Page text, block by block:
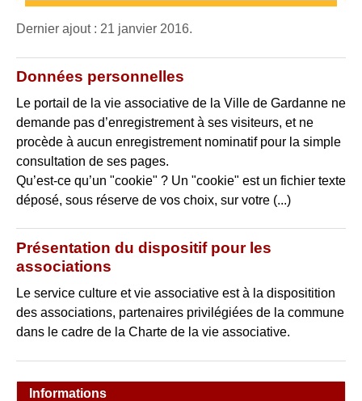
Dernier ajout : 21 janvier 2016.
Données personnelles
Le portail de la vie associative de la Ville de Gardanne ne
demande pas d’enregistrement à ses visiteurs, et ne
procède à aucun enregistrement nominatif pour la simple
consultation de ses pages.
Qu’est-ce qu’un "cookie" ? Un "cookie" est un fichier texte
déposé, sous réserve de vos choix, sur votre (...)
Présentation du dispositif pour les
associations
Le service culture et vie associative est à la dispositition
des associations, partenaires privilégiées de la commune
dans le cadre de la Charte de la vie associative.
Informations